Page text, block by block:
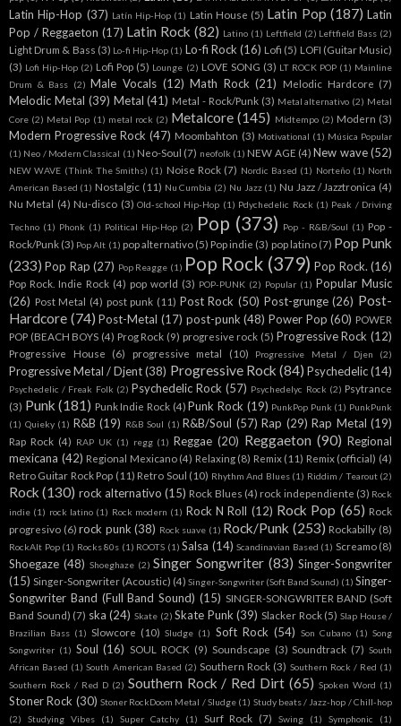
Latin Hip-Hop (37) Latín Hip-Hop (1) Latin House (5) Latin Pop (187) Latin
Pop / Reggaeton (17) Latin Rock (82) Latino (1) Leftfield (2) Leftfield Bass (2)
Light Drum & Bass (3) Lo-fi Hip-Hop (1) Lo-fi Rock (16) Lofi (5) LOFI (Guitar Music)
(3) Lofi Hip-Hop (2) Lofi Pop (5) Lounge (2) LOVE SONG (3) LT ROCK POP (1) Mainline
Drum & Bass (2) Male Vocals (12) Math Rock (21) Melodic Hardcore (7)
Melodic Metal (39) Metal (41) Metal - Rock/Punk (3) Metal alternativo (2) Metal
Core (2) Metal Pop (1) metal rock (2) Metalcore (145) Midtempo (2) Modern (3)
Modern Progressive Rock (47) Moombahton (3) Motivational (1) Música Popular
(1) Neo / Modern Classical (1) Neo-Soul (7) neofolk (1) NEW AGE (4) New wave (52)
NEW WAVE (Think The Smiths) (1) Noise Rock (7) Nordic Based (1) Norteño (1) North
American Based (1) Nostalgic (11) Nu Cumbia (2) Nu Jazz (1) Nu Jazz / Jazztronica (4)
Nu Metal (4) Nu-disco (3) Old-school Hip-Hop (1) Pdychedelic Rock (1) Peak / Driving
Techno (1) Phonk (1) Political Hip-Hop (2) Pop (373) Pop - R&B/Soul (1) Pop -
Rock/Punk (3) Pop Alt (1) pop alternativo (5) Pop indie (3) pop latino (7) Pop Punk
(233) Pop Rap (27) Pop Reagge (1) Pop Rock (379) Pop Rock. (16)
Pop Rock. Indie Rock (4) pop world (3) POP-PUNK (2) Popular (1) Popular Music
(26) Post Metal (4) post punk (11) Post Rock (50) Post-grunge (26) Post-
Hardcore (74) Post-Metal (17) post-punk (48) Power Pop (60) POWER
POP (BEACH BOYS (4) Prog Rock (9) progresive rock (5) Progressive Rock (12)
Progressive House (6) progressive metal (10) Progressive Metal / Djen (2)
Progressive Metal / Djent (38) Progressive Rock (84) Psychedelic(14)
Psychedelic / Freak Folk (2) Psychedelic Rock (57) Psychedelyc Rock (2) Psytrance
(3) Punk (181) Punk Indie Rock (4) Punk Rock (19) PunkPop Punk (1) PunkPunk
(1) Quieky (1) R&B (19) R&B Soul (1) R&B/Soul (57) Rap (29) Rap Metal (19)
Rap Rock (4) RAP UK (1) regg (1) Reggae (20) Reggaeton (90) Regional
mexicana (42) Regional Mexicano (4) Relaxing (8) Remix (11) Remix (official) (4)
Retro Guitar Rock Pop (11) Retro Soul (10) Rhythm And Blues (1) Riddim / Tearout (2)
Rock (130) rock alternativo (15) Rock Blues (4) rock independiente (3) Rock
indie (1) rock latino (1) Rock modern (1) Rock N Roll (12) Rock Pop (65) Rock
progresivo (6) rock punk (38) Rock suave (1) Rock/Punk (253) Rockabilly (8)
RockAlt Pop (1) Rocks 80s (1) ROOTS (1) Salsa (14) Scandinavian Based (1) Screamo (8)
Shoegaze (48) Shoeghaze (2) Singer Songwriter (83) Singer-Songwriter
(15) Singer-Songwriter (Acoustic) (4) Singer-Songwriter (Soft Band Sound) (1) Singer-
Songwriter Band (Full Band Sound) (15) SINGER-SONGWRITER BAND (Soft
Band Sound) (7) ska (24) Skate (2) Skate Punk (39) Slacker Rock (5) Slap House /
Brazilian Bass (1) Slowcore (10) Sludge (1) Soft Rock (54) Son Cubano (1) Song
Songwriter (1) Soul (16) SOUL ROCK (9) Soundscape (3) Soundtrack (7) South
African Based (1) South American Based (2) Southern Rock (3) Southern Rock / Red (1)
Southern Rock / Red D (2) Southern Rock / Red Dirt (65) Spoken Word (1)
Stoner Rock (30) Stoner RockDoom Metal / Sludge (1) Study beats / Jazz-hop / Chill-hop
(2)
Studying Vibes (1) Super Catchy (1) Surf Rock (7) Swing (1) Symphonic (1)